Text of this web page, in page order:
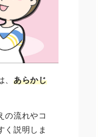
、あらかじ
の流れやコ
く説明しま